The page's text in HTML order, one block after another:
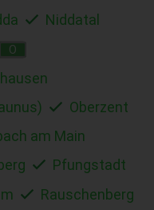
Niddatal
O
Oberzent
am Main
Pfungstadt
Rauschenberg